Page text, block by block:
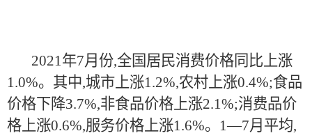
2021年7月份,全国居民消费价格同比上涨
1.0%。其中,城市上涨1.2%,农村上涨0.4%;食品
价格下降3.7%,非食品价格上涨2.1%;消费品价
格上涨0.6%,服务价格上涨1.6%。1­­—7月平均,